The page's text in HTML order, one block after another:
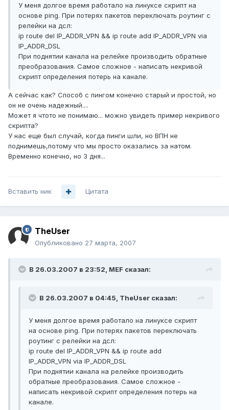
У меня долгое время работало на линуксе скрипт на
основе ping. При потерях пакетов переключать роутинг с
релейки на дсл:
ip route del IP_ADDR_VPN && ip route add IP_ADDR_VPN via
IP_ADDR_DSL
При поднятии канала на релейке производить обратные
преобразования. Самое сложное - написать некривой
скрипт определения потерь на канале.
А сейчас как? Способ с пингом конечно старый и простой, но
он не очень надежный....
Может я чтото не понимаю... можно увидеть пример некривого
скрипта?
У нас еще был случай, когда пинги шли, но ВПН не
поднимешь,потому что мы просто оказались за натом.
Временно конечно, но 3 дня...
Вставить ник Цитата
TheUser
Опубликовано 27 марта, 2007
В 26.03.2007 в 23:52, MEF сказал:
В 26.03.2007 в 04:45, TheUser сказал:
У меня долгое время работало на линуксе скрипт
на основе ping. При потерях пакетов переключать
роутинг с релейки на дсл:
ip route del IP_ADDR_VPN && ip route add
IP_ADDR_VPN via IP_ADDR_DSL
При поднятии канала на релейке производить
обратные преобразования. Самое сложное -
написать некривой скрипт определения потерь на
канале.